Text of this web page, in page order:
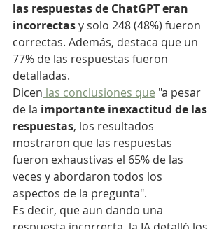
las respuestas de ChatGPT eran
incorrectas y solo 248 (48%) fueron
correctas. Además, destaca que un
77% de las respuestas fueron
detalladas.
Dicen las conclusiones que "a pesar
de la importante inexactitud de las
respuestas, los resultados
mostraron que las respuestas
fueron exhaustivas el 65% de las
veces y abordaron todos los
aspectos de la pregunta".
Es decir, que aun dando una